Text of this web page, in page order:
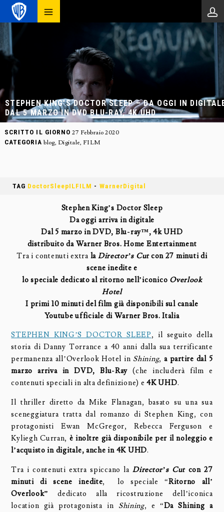
STEPHEN KING’S DOCTOR SLEEP – DA OGGI IN
DAL 5 MARZO IN DVD BLU-RAY, 4K UHD
SCRITTO IL GIORNO 27 Febbraio 2020
CATEGORIA blog, Digitale, FILM
TAG DoctorSleepILFILM - WarnerDigital
Stephen King’s Doctor Sleep
Da oggi arriva in digitale
Dal 5 marzo in DVD, Blu-ray™, 4k UHD
distribuito da Warner Bros. Home Entertainment
Tra i contenuti extra la Director’s Cutcon 27 minuti di
scene inedite e
lo speciale dedicato al ritorno nell’iconico Overlook
Hotel
I primi 10 minuti del film già disponibili sul canale
Youtube ufficiale di Warner Bros. Italia
STEPHEN KING’S DOCTOR SLEEP, il seguito della
storia di Danny Torrance a 40 anni dalla sua terrificante
permanenza all’Overlook Hotel in Shining,a partire dal 5
marzo arriva in DVD, Blu-Ray(che includerà film e
contenuti speciali in alta definizione) e4K UHD.
Il thriller diretto da Mike Flanagan, basato su una sua
sceneggiatura tratta dal romanzo di Stephen King, con
protagonisti Ewan McGregor, Rebecca Ferguson e
Kyliegh Curran, è inoltre già disponibile per il noleggio e
l’acquisto in digitale, anche in 4K UHD.
Tra i contenuti extra spiccano laDirector’s Cutcon 27
minuti di scene inedite, lo speciale “Ritorno all’
Overlook”
dedicato alla ricostruzione dell’iconica
location già protagonista in Shining, e “Da Shining a